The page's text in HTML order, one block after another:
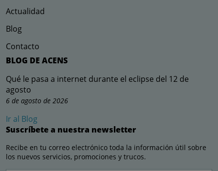
Actualidad
Blog
Contacto
BLOG DE ACENS
Qué le pasa a internet durante el eclipse del 12 de
agosto
6 de agosto de 2026
Ir al Blog
Suscríbete a nuestra newsletter
Recibe en tu correo electrónico toda la información útil sobre
los nuevos servicios, promociones y trucos.